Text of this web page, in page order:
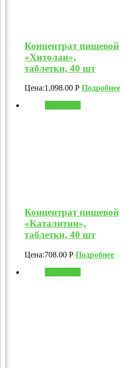
Концентрат пищевой
«Хитолан»,
таблетки, 40 шт
Цена:1,098.00 Р Подробнее
Концентрат пищевой
«Каталитин»,
таблетки, 40 шт
Цена:708.00 Р Подробнее